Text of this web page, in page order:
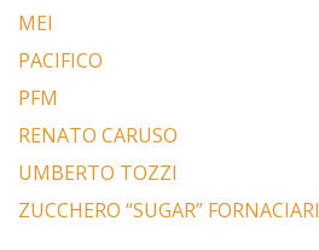
MEI
PACIFICO
PFM
RENATO CARUSO
UMBERTO TOZZI
ZUCCHERO “SUGAR” FORNACIARI